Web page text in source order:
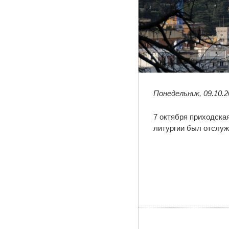
Понедельник,
7 октября
литургии был